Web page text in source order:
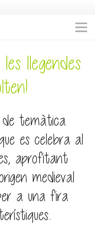
llegendes
de temàtica
es celebra al
aprofitant
medieval
a una fira